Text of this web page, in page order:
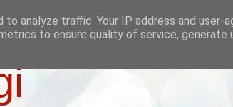
analyze traffic. Your IP address and user-
to ensure quality of service, generate